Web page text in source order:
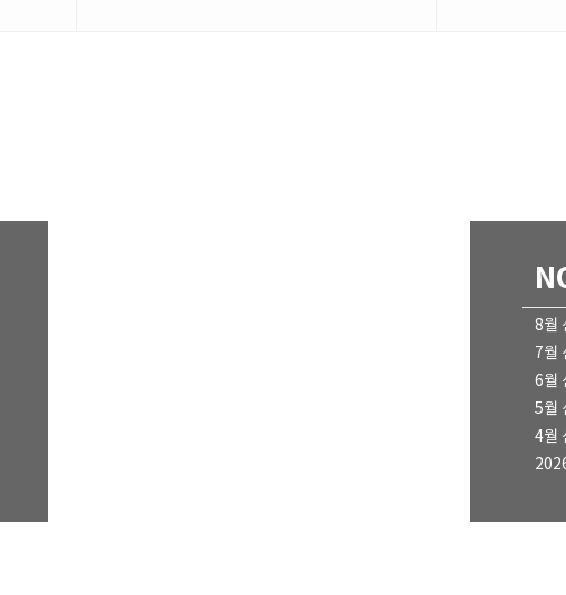
8월
7월
6월
5월
4월